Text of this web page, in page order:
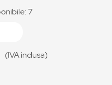
7
(IVA inclusa)